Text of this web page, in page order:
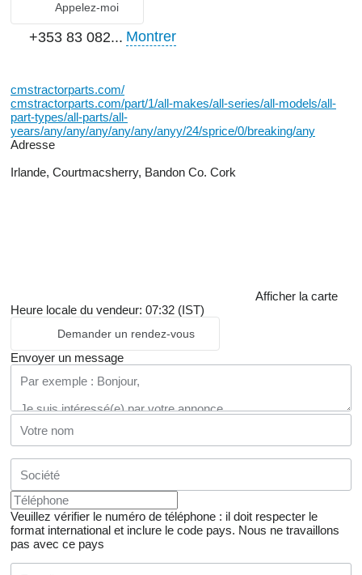
Appelez-moi
+353 83 082... Montrer
cmstractorparts.com/
cmstractorparts.com/part/1/all-makes/all-series/all-models/all-
part-types/all-parts/all-
years/any/any/any/any/any/anyy/24/sprice/0/breaking/any
Adresse
Irlande, Courtmacsherry, Bandon Co. Cork
Afficher la carte
Heure locale du vendeur: 07:32 (IST)
Demander un rendez-vous
Envoyer un message
Veuillez vérifier le numéro de téléphone : il doit respecter le
format international et inclure le code pays. Nous ne travaillons
pas avec ce pays